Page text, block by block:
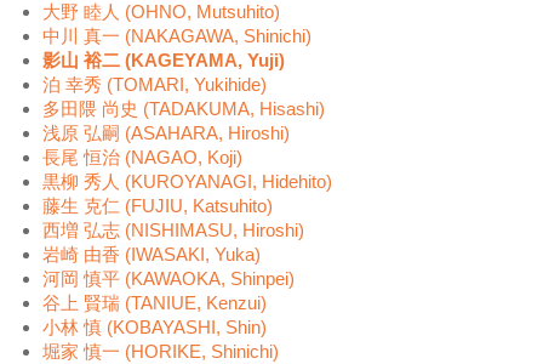
大野 睦人 (OHNO, Mutsuhito)
中川 真一 (NAKAGAWA, Shinichi)
影山 裕二 (KAGEYAMA, Yuji)
泊 幸秀 (TOMARI, Yukihide)
多田隈 尚史 (TADAKUMA, Hisashi)
浅原 弘嗣 (ASAHARA, Hiroshi)
長尾 恒治 (NAGAO, Koji)
黒柳 秀人 (KUROYANAGI, Hidehito)
藤生 克仁 (FUJIU, Katsuhito)
西増 弘志 (NISHIMASU, Hiroshi)
岩崎 由香 (IWASAKI, Yuka)
河岡 慎平 (KAWAOKA, Shinpei)
谷上 賢瑞 (TANIUE, Kenzui)
小林 慎 (KOBAYASHI, Shin)
堀家 慎一 (HORIKE, Shinichi)